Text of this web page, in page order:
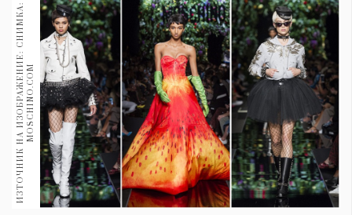
Книги 1188
30+ 1970
Гурме 1709
Пътувай
237
Здраве 389
И
З
Т
О
Ч
Н
И
К
Н
А
И
З
О
Б
Р
А
Ж
Е
Н
И
Е
:
С
Н
И
М
К
А
:
M
O
S
C
H
I
N
O
.
C
OM